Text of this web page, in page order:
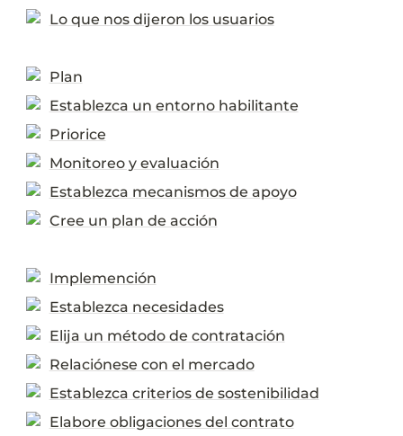
Lo que nos dijeron los usuarios
Plan
Establezca un entorno habilitante
Priorice
Monitoreo y evaluación
Establezca mecanismos de apoyo
Cree un plan de acción
Implemención
Establezca necesidades
Elija un método de contratación
Relaciónese con el mercado
Establezca criterios de sostenibilidad
Elabore obligaciones del contrato